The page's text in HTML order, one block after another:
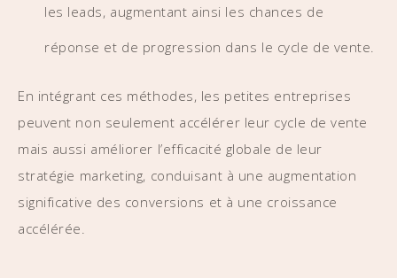
les leads, augmentant ainsi les chances de
réponse et de progression dans le cycle de vente.
En intégrant ces méthodes, les petites entreprises
peuvent non seulement accélérer leur cycle de vente
mais aussi améliorer l’efficacité globale de leur
stratégie marketing, conduisant à une augmentation
significative des conversions et à une croissance
accélérée.